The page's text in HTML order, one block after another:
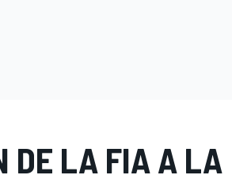
DE LA FIA A LA